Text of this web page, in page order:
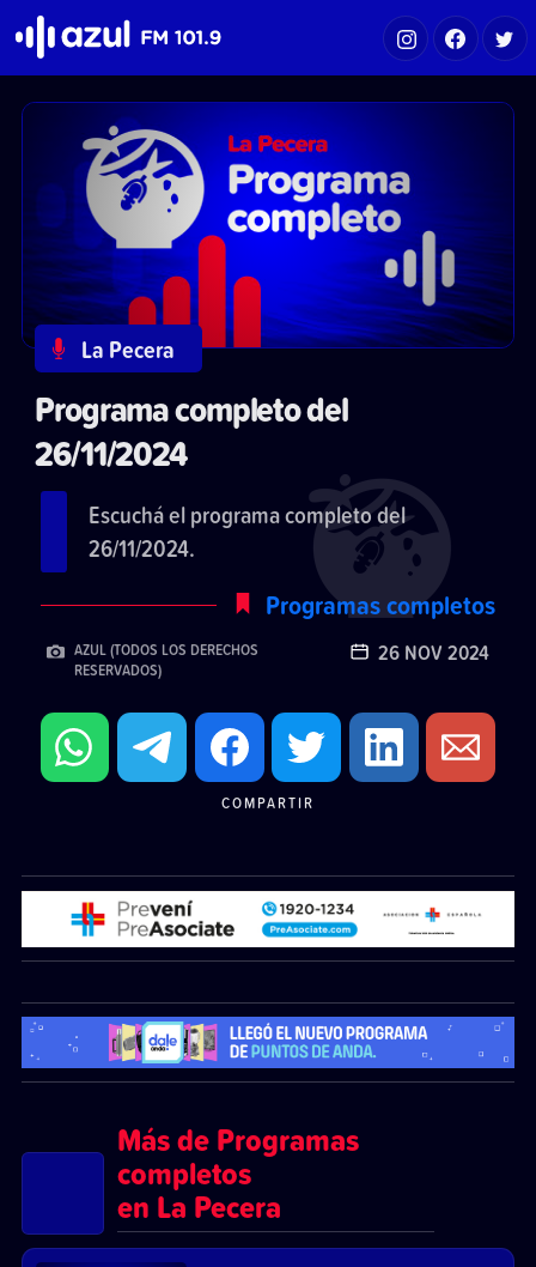
La Pecera
Programa completo del
26/11/2024
Escuchá el programa completo del
26/11/2024.
Programas completos
AZUL (TODOS LOS DERECHOS
RESERVADOS)
26 NOV 2024
COMPARTIR
Más de Programas
completos
en La Pecera